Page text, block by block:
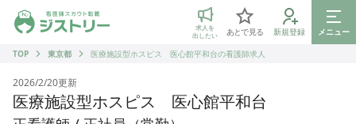
ジストリー 看護師の転職マッチング
求人を
出したい
あとで見る 新規登録
メニュー
TOP
東京都 医療施設型ホスピス 医心館平和台の看護師求人
2026/2/20更新
医療施設型ホスピス 医心館平和台